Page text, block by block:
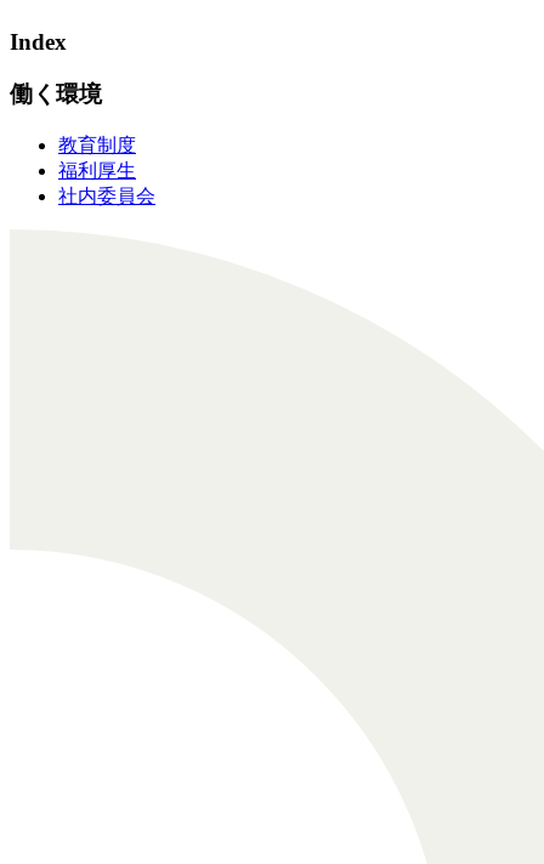
Index
働く環境
教育制度
福利厚生
社内委員会